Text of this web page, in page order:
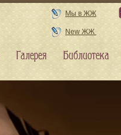
Мы в ЖЖ
New ЖЖ
Галерея Библиотека